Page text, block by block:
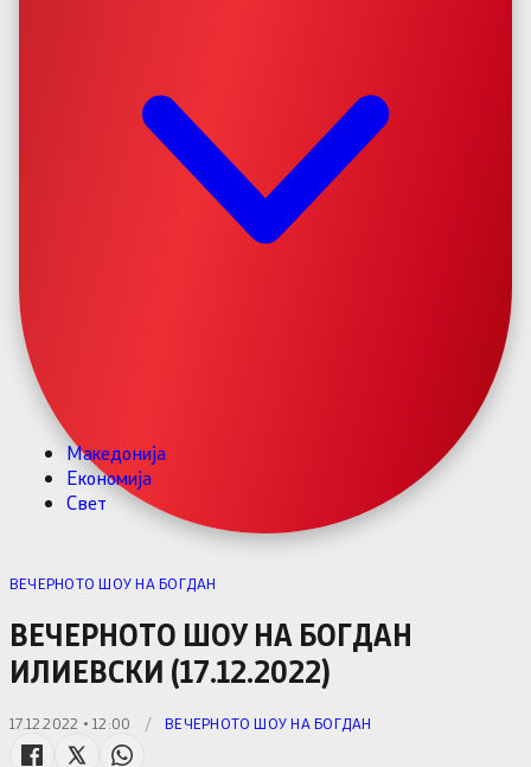
Македонија
Економија
Свет
ВЕЧЕРНОТО ШОУ НА БОГДАН
ВЕЧЕРНОТО ШОУ НА БОГДАН
ИЛИЕВСКИ (17.12.2022)
17.12.2022 • 12:00 / ВЕЧЕРНОТО ШОУ НА БОГДАН